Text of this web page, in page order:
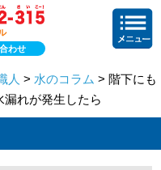
わせ
人 > 水のコラム > 階下にも
れが発生したら